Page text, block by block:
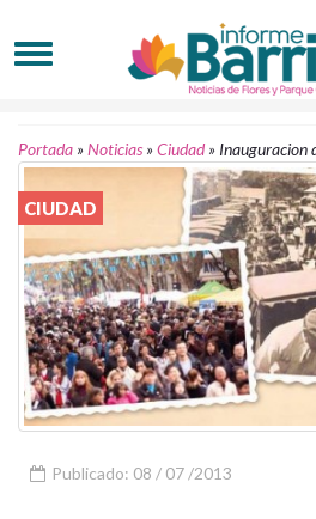
Portada »Noticias »Ciudad» Inauguracion
CIUDAD
Publicado: 08 / 07 /2013